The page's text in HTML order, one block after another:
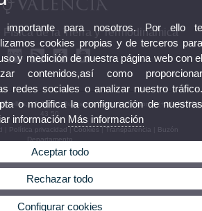
de la Tierra y Termodinámica
Estellés, 19 46100 Burjassot, Valencia.Teléfono: (+34) 96 354
43 50
Política privacidad Cookies Transparencia
Buzón
Departamento
importante para nosotros. Por ello
cookies propias y de terceros
y medición de nuestra página web con
contenidos,así como
redes sociales o analizar nuestro
o modifica la configuración de
información Más información
Aceptar todo
Rechazar todo
Configurar cookies